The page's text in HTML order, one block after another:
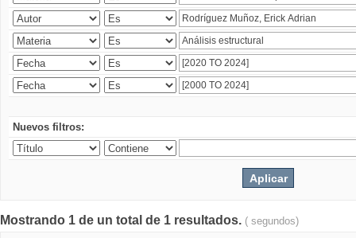
Nuevos filtros:
Mostrando 1 de un total de 1 resultados. ( segundos)